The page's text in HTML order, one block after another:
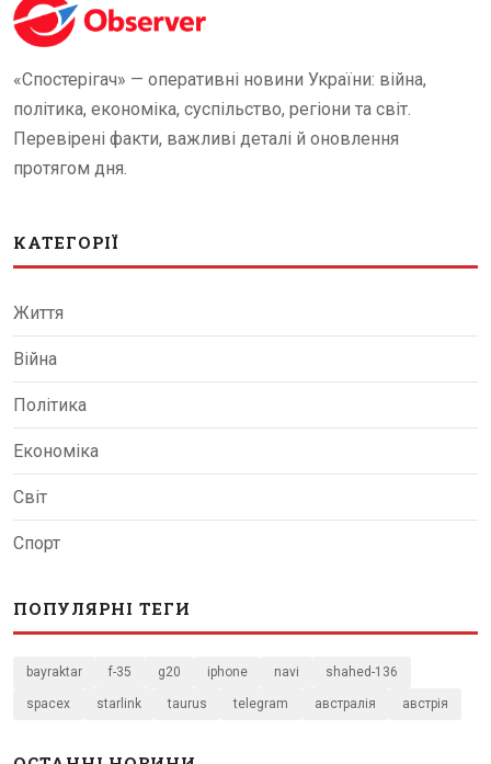
«Спостерігач» — оперативні новини України: війна,
політика, економіка, суспільство, регіони та світ.
Перевірені факти, важливі деталі й оновлення
протягом дня.
КАТЕГОРІЇ
Життя
Війна
Політика
Економіка
Світ
Спорт
ПОПУЛЯРНІ ТЕГИ
bayraktar f-35 g20 iphone navi shahed-136
spacex starlink taurus telegram австралія австрія